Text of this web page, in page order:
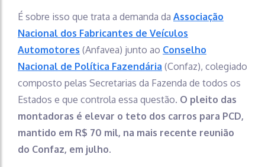
É sobre isso que trata a demanda da Associação
Nacional dos Fabricantes de Veículos
Automotores (Anfavea) junto ao Conselho
Nacional de Política Fazendária (Confaz), colegiado
composto pelas Secretarias da Fazenda de todos os
Estados e que controla essa questão. O pleito das
montadoras é elevar o teto dos carros para PCD,
mantido em R$ 70 mil, na mais recente reunião
do Confaz, em julho.